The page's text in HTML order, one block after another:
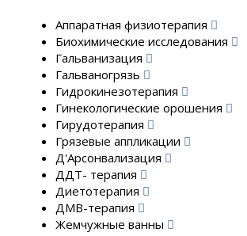
Аппаратная физиотерапия
Биохимические исследования
Гальванизация
Гальваногрязь
Гидрокинезотерапия
Гинекологические орошения
Гирудотерапия
Грязевые аппликации
Д'Арсонвализация
ДДТ- терапия
Диетотерапия
ДМВ-терапия
Жемчужные ванны